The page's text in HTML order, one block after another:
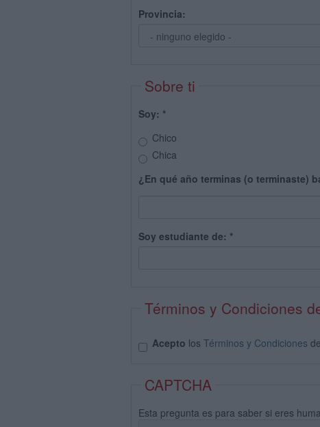
Provincia:
Sobre ti
Soy: *
Chico
Chica
¿En qué año terminas (o terminaste)
Soy estudiante de: *
Términos y Condiciones
Acepto los Términos y Condiciones
CAPTCHA
Esta pregunta es para saber si eres